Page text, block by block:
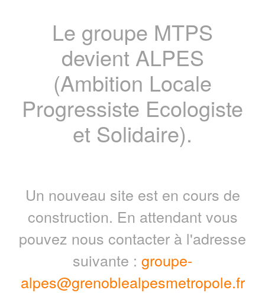
Le groupe MTPS
devient ALPES
(Ambition Locale
Progressiste Ecologiste
et Solidaire).
Un nouveau site est en cours de
construction. En attendant vous
pouvez nous contacter à l'adresse
suivante : groupe-
alpes@grenoblealpesmetropole.fr